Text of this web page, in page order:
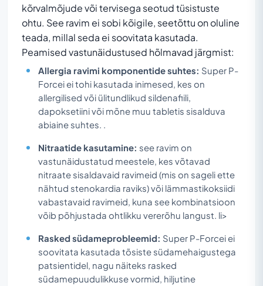
kõrvalmõjude või tervisega seotud tüsistuste
ohtu. See ravim ei sobi kõigile, seetõttu on oluline
teada, millal seda ei soovitata kasutada.
Peamised vastunäidustused hõlmavad järgmist:
Allergia ravimi komponentide suhtes: Super P-
Forcei ei tohi kasutada inimesed, kes on
allergilised või ülitundlikud sildenafiili,
dapoksetiini või mõne muu tabletis sisalduva
abiaine suhtes. .
Nitraatide kasutamine: see ravim on
vastunäidustatud meestele, kes võtavad
nitraate sisaldavaid ravimeid (mis on sageli ette
nähtud stenokardia raviks) või lämmastikoksiidi
vabastavaid ravimeid, kuna see kombinatsioon
võib põhjustada ohtlikku vererõhu langust. li>
Rasked südameprobleemid: Super P-Forcei ei
soovitata kasutada tõsiste südamehaigustega
patsientidel, nagu näiteks rasked
südamepuudulikkuse vormid, hiljutine